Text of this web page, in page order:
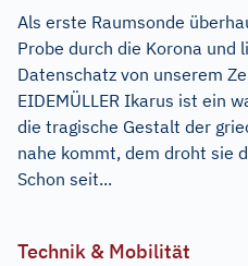
Als erste Raumsonde
Probe durch die Korona und
Datenschatz von unserem
EIDEMÜLLER Ikarus ist ein
die tragische Gestalt der
nahe kommt, dem droht sie
Schon seit...
Technik & Mobilität